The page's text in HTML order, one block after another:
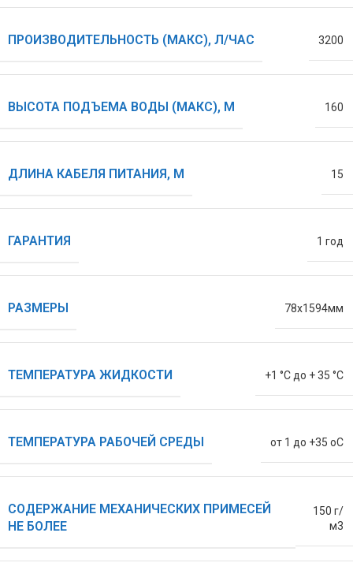
ПРОИЗВОДИТЕЛЬНОСТЬ (МАКС), Л/ЧАС 3200
ВЫСОТА ПОДЪЕМА ВОДЫ (МАКС), М 160
ДЛИНА КАБЕЛЯ ПИТАНИЯ, М 15
ГАРАНТИЯ 1 год
РАЗМЕРЫ 78х1594мм
ТЕМПЕРАТУРА ЖИДКОСТИ +1 °С до + 35 °С
ТЕМПЕРАТУРА РАБОЧЕЙ СРЕДЫ от 1 до +35 oC
СОДЕРЖАНИЕ МЕХАНИЧЕСКИХ ПРИМЕСЕЙ
НЕ БОЛЕЕ
150 г/
м3